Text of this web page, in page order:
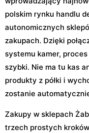
polskim rynku handlu
autonomicznych
zakupach. Dzięki
systemu kamer,
szybki. Nie ma tu kas
produkty z półki i
zostanie
Zakupy w sklepach
trzech prostych